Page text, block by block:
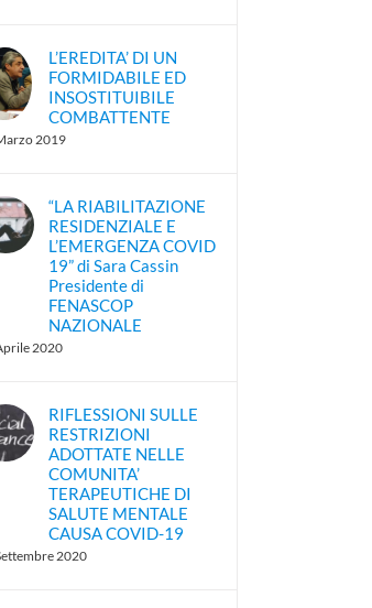
L’EREDITA’ DI UN
FORMIDABILE ED
INSOSTITUIBILE
COMBATTENTE
2019
“LA RIABILITAZIONE
RESIDENZIALE E
L’EMERGENZA COVID
19” di Sara Cassin
Presidente di
FENASCOP
NAZIONALE
2020
RIFLESSIONI SULLE
RESTRIZIONI
ADOTTATE NELLE
COMUNITA’
TERAPEUTICHE DI
SALUTE MENTALE
CAUSA COVID-19
2020